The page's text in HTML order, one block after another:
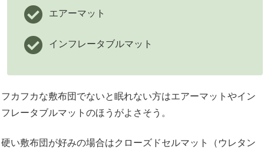
エアーマット
インフレータブルマット
フカフカな敷布団でないと眠れない方はエアーマットやイン
フレータブルマットのほうがよさそう。
硬い敷布団が好みの場合はクローズドセルマット（ウレタン